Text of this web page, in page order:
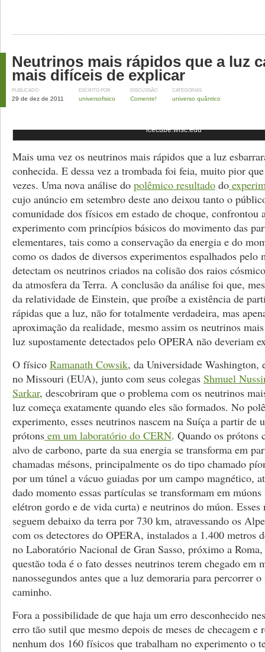
Neutrinos mais rápidos que a luz
mais difíceis de explicar
PUBLICADO
29 de dez de 2011
ESCRITO POR
universofisico
DISCUSSÃO
Comente!
CATEGORIAS
universo quântico
icecube.wisc.edu
Mais uma vez os neutrinos mais rápidos que a luz
conhecida. E dessa vez a trombada foi feia, muito pior
vezes. Uma nova análise do polêmico resultado do
cujo anúncio em setembro deste ano deixou tanto o
comunidade dos físicos em estado de choque, confrontou
experimento com princípios básicos do movimento das
elementares, tais como a conservação da energia e do
como os dados de diversos experimentos espalhados pelo
detectam os neutrinos criados na colisão dos raios
da atmosfera da Terra. A conclusão da análise foi que,
da relatividade de Einstein, que proíbe a existência de
rápidas que a luz, não for totalmente verdadeira, mas
aproximação da realidade, mesmo assim os neutrinos
luz supostamente detectados pelo OPERA não deveriam
O físico Ramanath Cowsik, da Universidade Washington,
no Missouri (EUA), junto com seus colegas Shmuel
Sarkar, descobriram que o problema com os neutrinos
luz começa exatamente quando eles são formados. No
experimento, esses neutrinos nascem na Suíça a partir de
prótons em um laboratório do CERN. Quando os prótons
alvo de carbono, parte da sua energia se transforma em
chamadas mésons, principalmente os do tipo chamado
por um túnel a vácuo guiadas por um campo magnético,
dado momento essas partículas se transformam em
elétron gordo e de vida curta) e neutrinos do múon. Esses
seguem debaixo da terra por 730 km, atravessando os
com os detectores do OPERA, instalados a 1.400 metros
no Laboratório Nacional de Gran Sasso, próximo a
questão toda é o fato desses neutrinos terem chegado em
nanossegundos antes que a luz demoraria para percorrer o
caminho.
Fora a possibilidade de que haja um erro desconhecido
erro tão sutil que mesmo depois de meses de checagem e
nenhum dos 160 físicos que trabalham no experimento o